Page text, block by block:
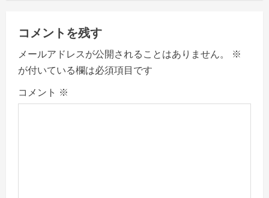
v
i
g
a
コメントを残す
メールアドレスが公開されることはありません。
※
が付いている欄は必須項目です
コメント ※